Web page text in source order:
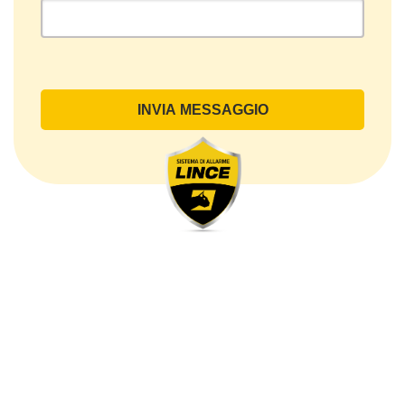
Oggetto del Trattamento
di contatto, così come altri dati necessari ai fini della
fatturazione, come l’indirizzo). Con riferimento a
questi ultimi, cogliamo l’occasione per
sottolineare che i dati delle persone fisiche sono
sempre qualificati come personali, mentre le persone
giuridiche sono in via generale escluse
dal campo di applicazione del GDPR (artt. 1 e 4 del